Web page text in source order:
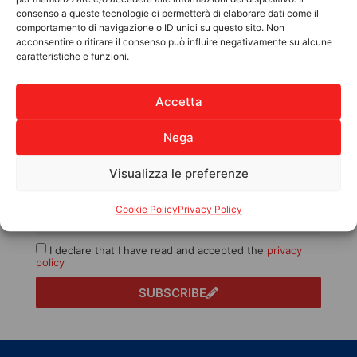
consenso a queste tecnologie ci permetterà di elaborare dati come il
comportamento di navigazione o ID unici su questo sito. Non
acconsentire o ritirare il consenso può influire negativamente su alcune
caratteristiche e funzioni.
Accetta
Nega
Visualizza le preferenze
Cookie PolicyPrivacy Policy
5xmille
Legacy Donations
Projects Around the
Association
Companies
Solidarity Gifts
Contact
Subscribe to the Newsletter
I declare that I have read and accepted the privacy
policy
SUBSCRIBE